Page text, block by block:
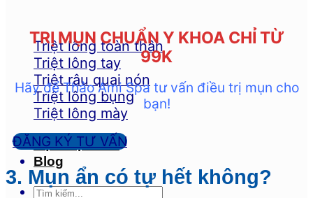
Triệt lông toàn thân
Triệt lông tay
Triệt râu quai nón
Triệt lông bụng
Triệt lông mày
Học Viện Ami
Blog
TRỊ MỤN CHUẨN Y KHOA CHỈ TỪ
99K
Hãy để Thảo Ami Spa tư vấn điều trị mụn cho
bạn!
ĐĂNG KÝ TƯ VẤN
3. Mụn ẩn có tự hết không?